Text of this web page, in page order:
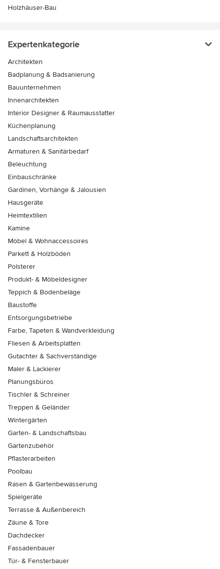
Holzhäuser-Bau
Expertenkategorie
Architekten
Badplanung & Badsanierung
Bauunternehmen
Innenarchitekten
Interior Designer & Raumausstatter
Küchenplanung
Landschaftsarchitekten
Armaturen & Sanitärbedarf
Beleuchtung
Einbauschränke
Gardinen, Vorhänge & Jalousien
Hausgeräte
Heimtextilien
Kamine
Möbel & Wohnaccessoires
Parkett & Holzböden
Polsterer
Produkt- & Möbeldesigner
Teppich & Bodenbeläge
Baustoffe
Entsorgungsbetriebe
Farbe, Tapeten & Wandverkleidung
Fliesen & Arbeitsplatten
Gutachter & Sachverständige
Maler & Lackierer
Planungsbüros
Tischler & Schreiner
Treppen & Geländer
Wintergärten
Garten- & Landschaftsbau
Gartenzubehör
Pflasterarbeiten
Poolbau
Rasen & Gartenbewässerung
Spielgeräte
Terrasse & Außenbereich
Zäune & Tore
Dachdecker
Fassadenbauer
Tür- & Fensterbauer